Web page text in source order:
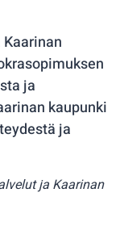
ja
kaupunki
ja
ja Kaarinan